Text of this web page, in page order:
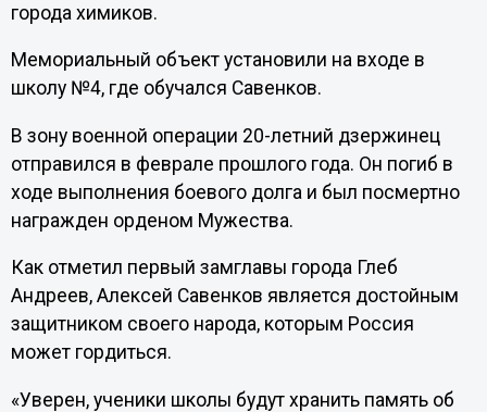
города химиков.
Мемориальный объект установили на входе в
школу №4, где обучался Савенков.
В зону военной операции 20-летний дзержинец
отправился в феврале прошлого года. Он погиб в
ходе выполнения боевого долга и был посмертно
награжден орденом Мужества.
Как отметил первый замглавы города Глеб
Андреев, Алексей Савенков является достойным
защитником своего народа, которым Россия
может гордиться.
«Уверен, ученики школы будут хранить память об